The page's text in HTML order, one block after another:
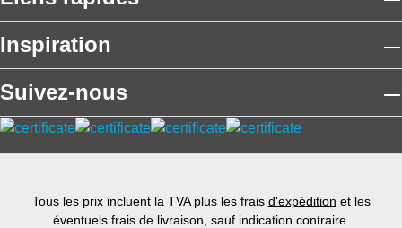
Inspiration
Suivez-nous
Tous les prix incluent la TVA plus les frais d'expédition et les
éventuels frais de livraison, sauf indication contraire.